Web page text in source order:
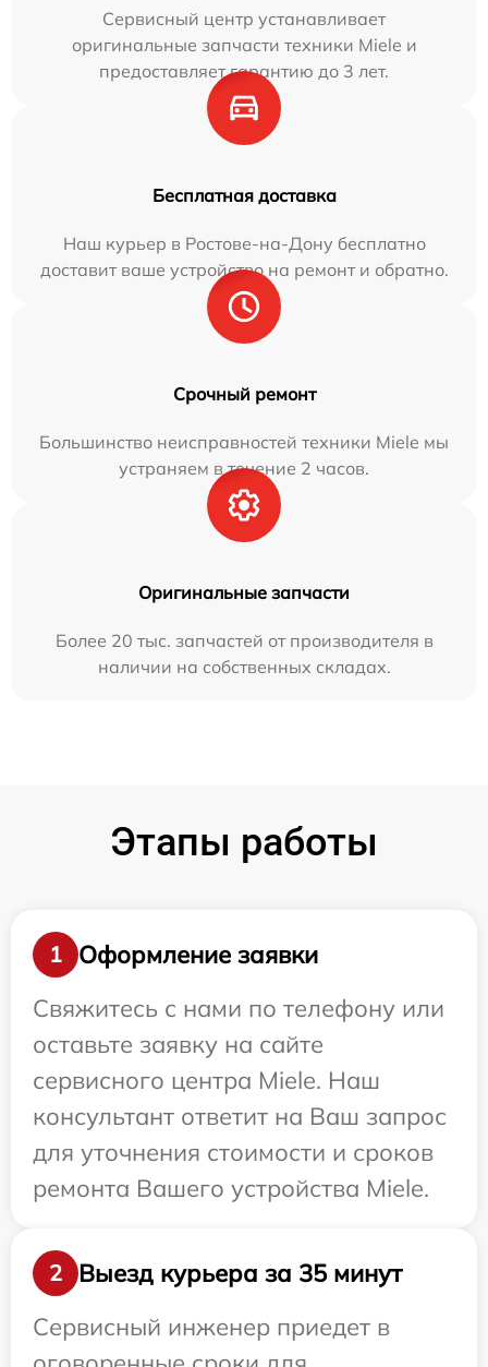
Сервисный центр устанавливает
оригинальные запчасти техники Miele и
предоставляет гарантию до 3 лет.
Бесплатная доставка
Наш курьер в Ростове-на-Дону бесплатно
доставит ваше устройство на ремонт и обратно.
Срочный ремонт
Большинство неисправностей техники Miele мы
устраняем в течение 2 часов.
Оригинальные запчасти
Более 20 тыс. запчастей от производителя в
наличии на собственных складах.
Этапы работы
1
Оформление заявки
Свяжитесь с нами по телефону или
оставьте заявку на сайте
сервисного центра Miele. Наш
консультант ответит на Ваш запрос
для уточнения стоимости и сроков
ремонта Вашего устройства Miele.
2
Выезд курьера за 35 минут
Сервисный инженер приедет в